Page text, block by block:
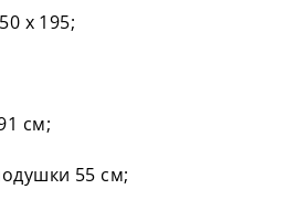
х 195;
см;
55 см;